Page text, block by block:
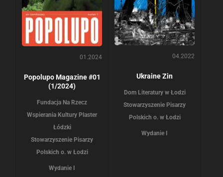
01.2024
Popolupo Magazine #01
(1/2024)
Fundacja Na Rzecz
Wspierania Kultury Plaster
Łódzki
Stowarzyszenie Pisarzy
Polskich o. w Łodzi
Wydanie I
04.2022
Ukraine Zin
Dom Literatury w Łodzi
Stowarzyszenie Pisarzy
Polskich o. w Łodzi
Wydanie I